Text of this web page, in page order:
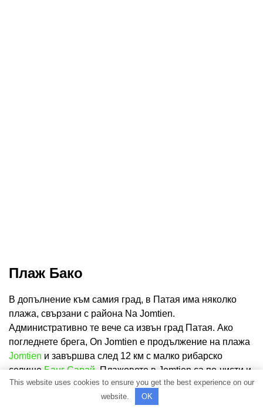
Плаж Бако
В допълнение към самия град, в Патая има няколко
плажа, свързани с района Na Jomtien.
Административно те вече са извън град Патая. Ако
погледнете брега, On Jomtien е продължение на плажа
Jomtien и завършва след 12 км с малко рибарско
селищеБанг Сарай. Плажовете в Jomtien са по-чисти и
тихи, колкото по-далеч от големите хотели, толкова по-
пусти. Най-близкият плаж до Патая е плаж Бако (по име
This website uses cookies to ensure you get the best experience on our
website.
OK